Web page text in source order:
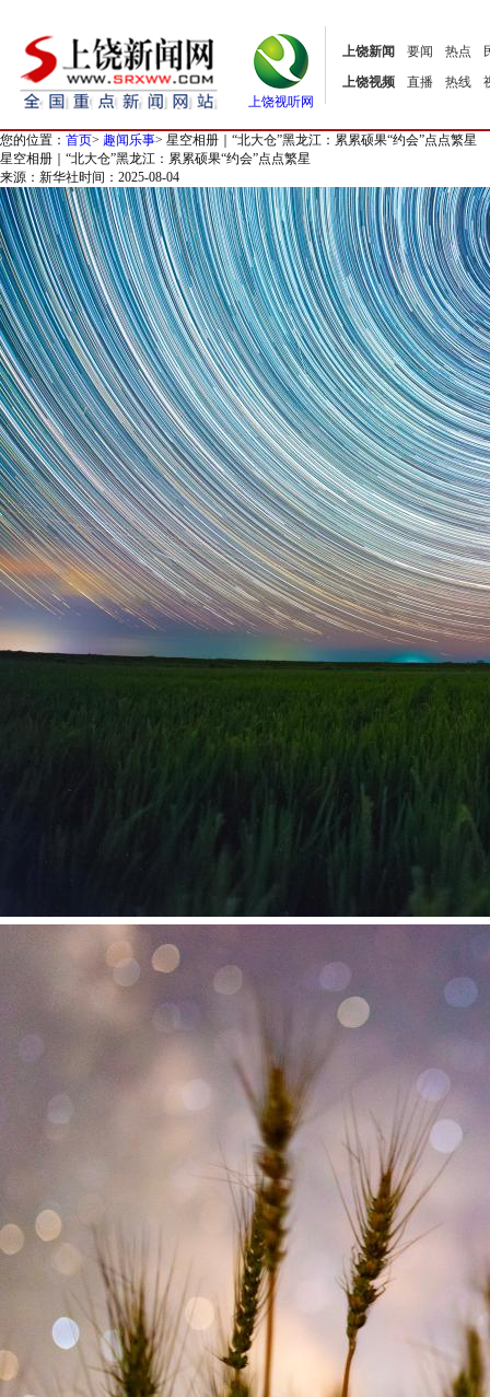
上饶视听网
上饶新闻 要闻 热点
上饶视频
直播 热线
您的位置： 首页> 趣闻乐事> 星空相册｜“北大仓”黑龙江：累累硕果“约会”点点繁星
星空相册｜“北大仓”黑龙江：累累硕果“约会”点点繁星
来源：新华社时间：2025-08-04